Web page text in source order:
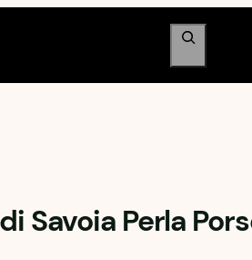
Ara
Savoia Perla